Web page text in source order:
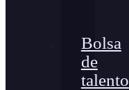
Bolsa
de
talento